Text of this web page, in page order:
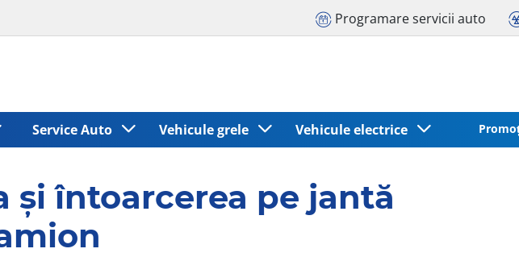
Programare servicii auto
Service Auto Vehicule grele Vehicule electrice
şi întoarcerea pe jantă